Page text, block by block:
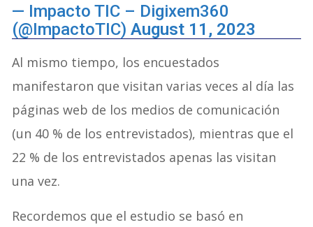
— Impacto TIC – Digixem360
(@ImpactoTIC)August 11, 2023
Al mismo tiempo, los encuestados
manifestaron que visitan varias veces al día las
páginas web de los medios de comunicación
(un 40 % de los entrevistados), mientras que el
22 % de los entrevistados apenas las visitan
una vez.
Recordemos que el estudio se basó en